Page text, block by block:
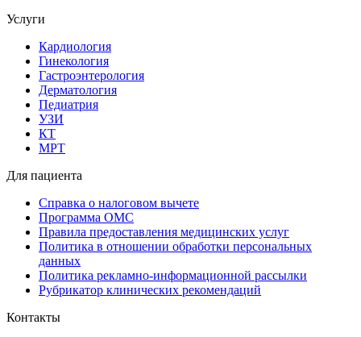
Услуги
Кардиология
Гинекология
Гастроэнтерология
Дерматология
Педиатрия
УЗИ
КТ
МРТ
Для пациента
Справка о налоговом вычете
Программа ОМС
Правила предоставления медицинских услуг
Политика в отношении обработки персональных
данных
Политика рекламно-информационной рассылки
Рубрикатор клинических рекомендаций
Контакты